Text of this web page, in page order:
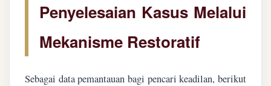
Penyelesaian Kasus Melalui
Mekanisme Restoratif
Sebagai data pemantauan bagi pencari keadilan, berikut